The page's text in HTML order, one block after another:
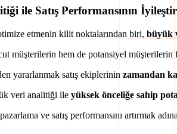
ile Satış Performansının
etmenin kilit noktalarından biri, büyük
müşterilerin hem de potansiyel müşterilerin
yararlanmak satış ekiplerinin zamandan
veri analitiği ile yüksek önceliğe sahip
ve satış performansını artırmak